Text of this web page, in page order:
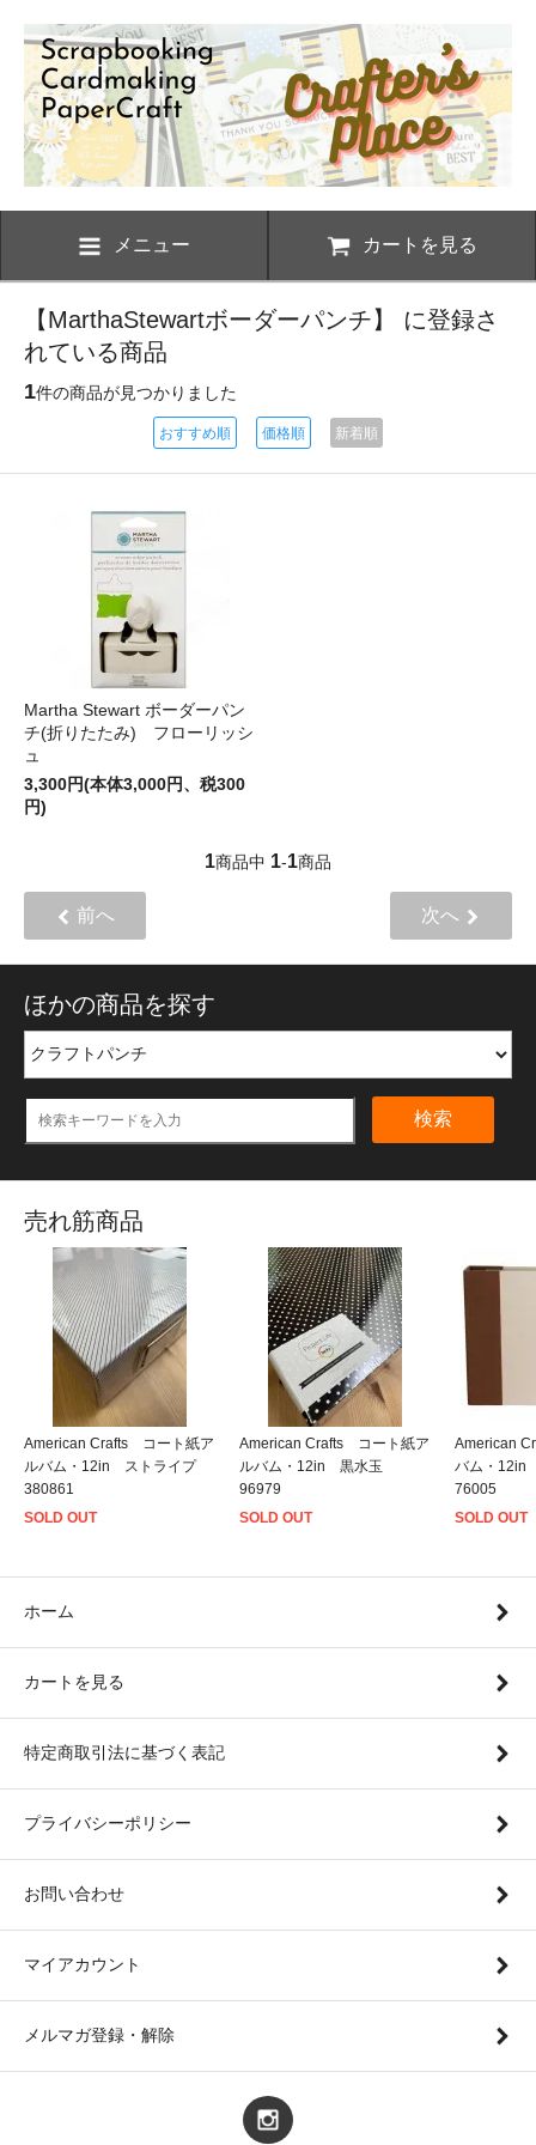
メニュー カートを見る
【MarthaStewartボーダーパンチ】 に登録さ
れている商品
1件の商品が見つかりました
おすすめ順 価格順 新着順
Martha Stewart ボーダーパン
チ(折りたたみ) フローリッシ
ュ
3,300円(本体3,000円、税300
円)
1商品中 1-1商品
前へ 次へ
ほかの商品を探す
検索
売れ筋商品
American Crafts コート紙ア
ルバム・12in ストライプ
380861
SOLD OUT
American Crafts コート紙ア
ルバム・12in 黒水玉
96979
SOLD OUT
American
バム・
76005
SOLD OUT
ホーム
カートを見る
特定商取引法に基づく表記
プライバシーポリシー
お問い合わせ
マイアカウント
メルマガ登録・解除